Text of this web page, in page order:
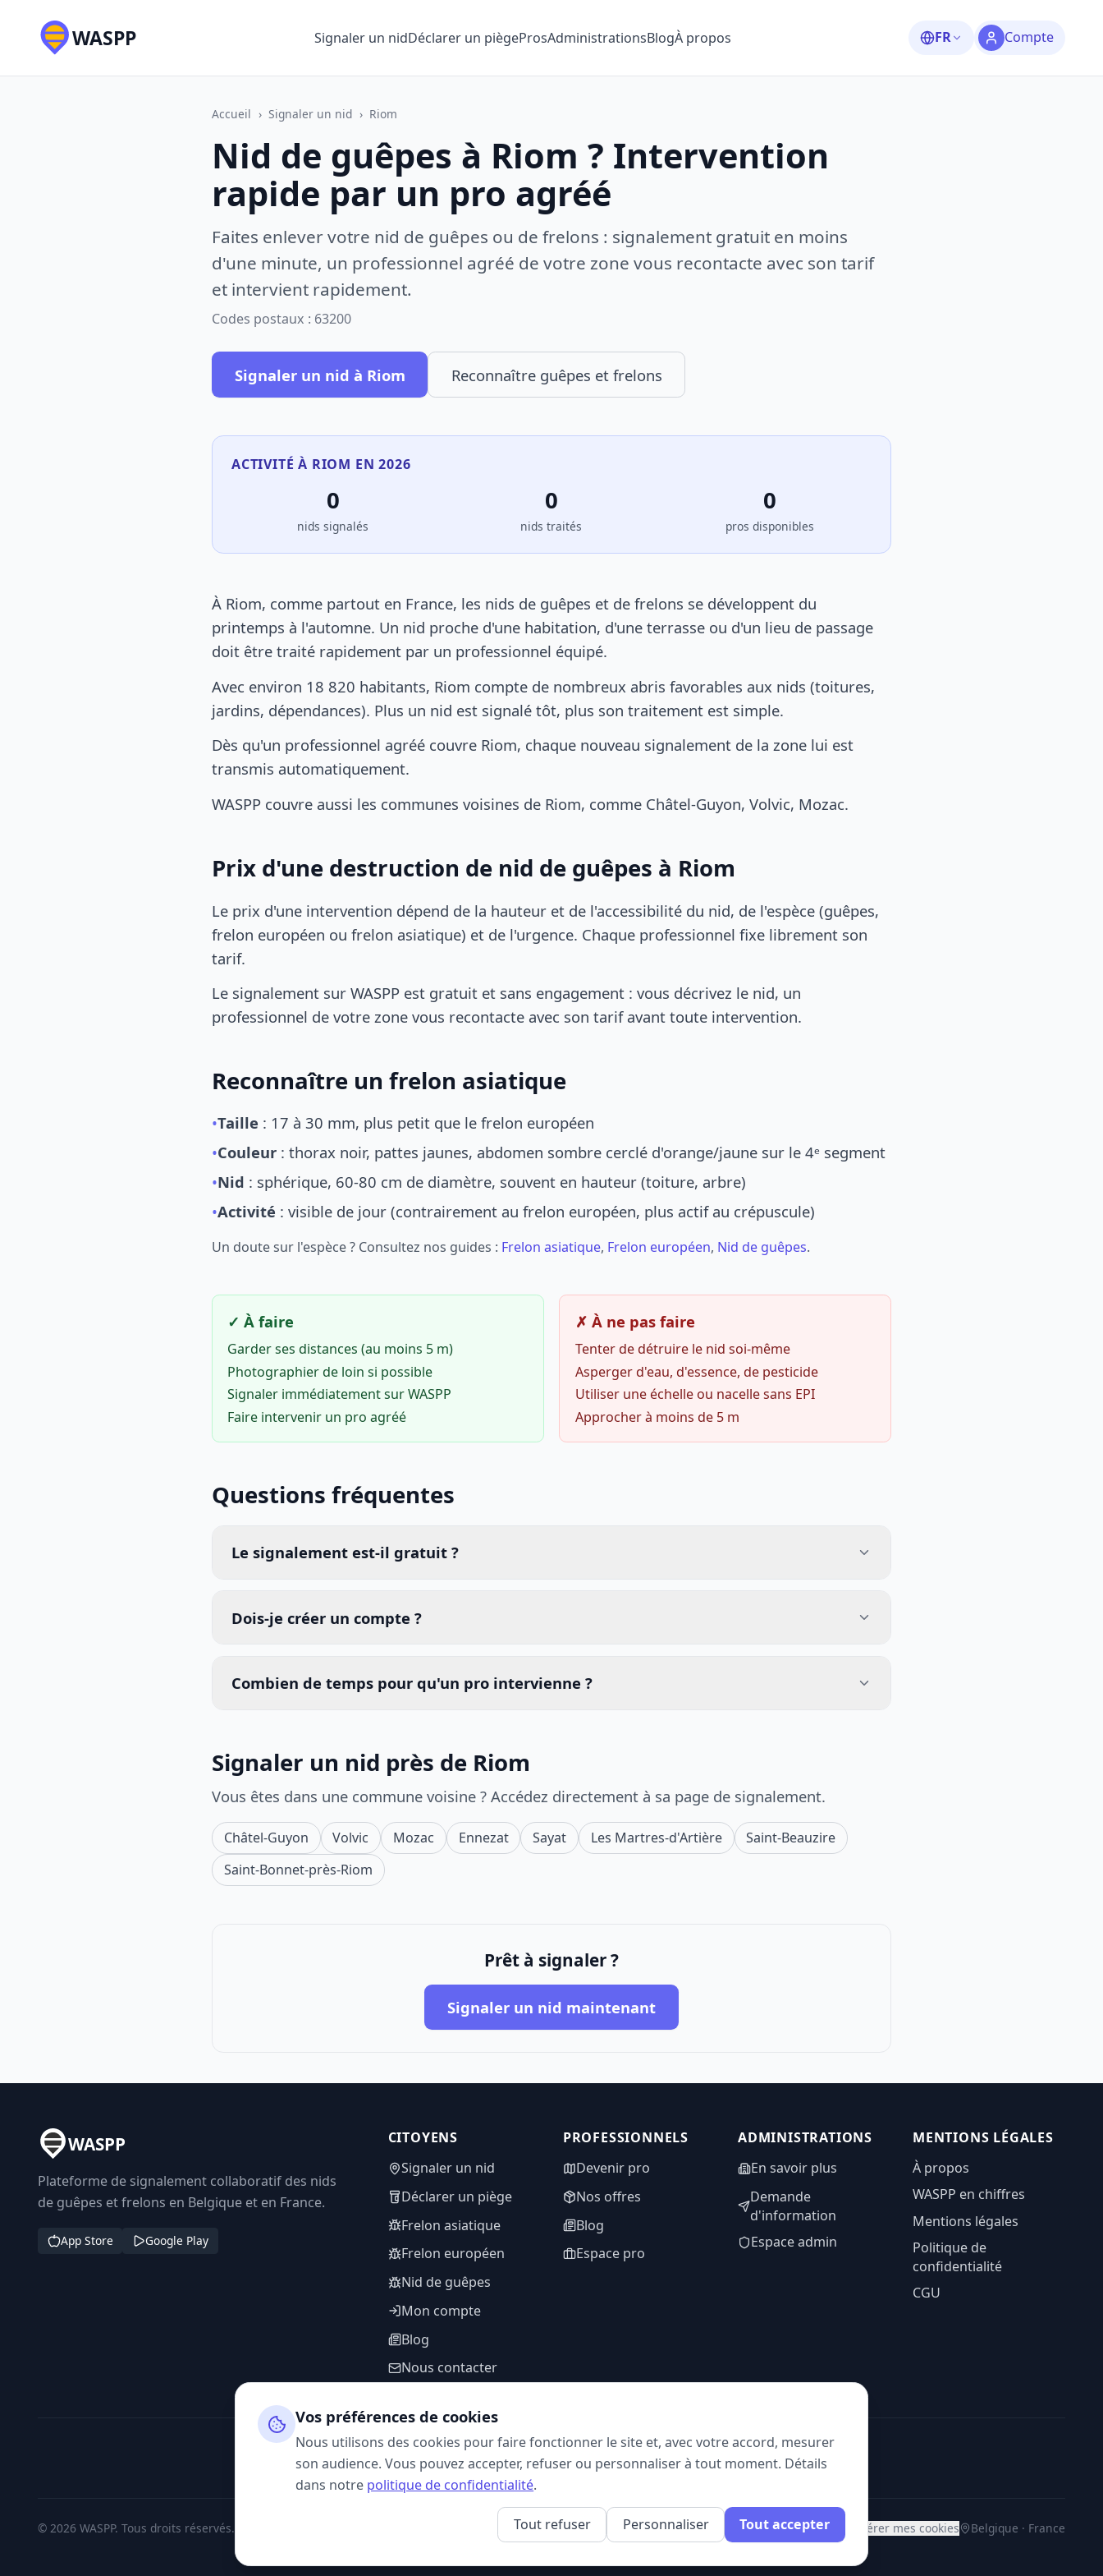
WASPP Signaler un nidDéclarer un piègeProsAdministrationsBlogÀ propos FR Compte
Accueil › Signaler un nid › Riom
Nid de guêpes à Riom ? Intervention
rapide par un pro agréé
Faites enlever votre nid de guêpes ou de frelons : signalement gratuit en moins
d'une minute, un professionnel agréé de votre zone vous recontacte avec son tarif
et intervient rapidement.
Codes postaux : 63200
Signaler un nid à Riom Reconnaître guêpes et frelons
ACTIVITÉ À RIOM EN 2026
0
nids signalés
0
nids traités
0
pros disponibles
À Riom, comme partout en France, les nids de guêpes et de frelons se développent du
printemps à l'automne. Un nid proche d'une habitation, d'une terrasse ou d'un lieu de passage
doit être traité rapidement par un professionnel équipé.
Avec environ 18 820 habitants, Riom compte de nombreux abris favorables aux nids (toitures,
jardins, dépendances). Plus un nid est signalé tôt, plus son traitement est simple.
Dès qu'un professionnel agréé couvre Riom, chaque nouveau signalement de la zone lui est
transmis automatiquement.
WASPP couvre aussi les communes voisines de Riom, comme Châtel-Guyon, Volvic, Mozac.
Prix d'une destruction de nid de guêpes à Riom
Le prix d'une intervention dépend de la hauteur et de l'accessibilité du nid, de l'espèce (guêpes,
frelon européen ou frelon asiatique) et de l'urgence. Chaque professionnel fixe librement son
tarif.
Le signalement sur WASPP est gratuit et sans engagement : vous décrivez le nid, un
professionnel de votre zone vous recontacte avec son tarif avant toute intervention.
Reconnaître un frelon asiatique
•Taille : 17 à 30 mm, plus petit que le frelon européen
•Couleur : thorax noir, pattes jaunes, abdomen sombre cerclé d'orange/jaune sur le 4ᵉ segment
•Nid : sphérique, 60-80 cm de diamètre, souvent en hauteur (toiture, arbre)
•Activité : visible de jour (contrairement au frelon européen, plus actif au crépuscule)
Un doute sur l'espèce ? Consultez nos guides : Frelon asiatique, Frelon européen, Nid de guêpes.
✓ À faire
Garder ses distances (au moins 5 m)
Photographier de loin si possible
Signaler immédiatement sur WASPP
Faire intervenir un pro agréé
✗ À ne pas faire
Tenter de détruire le nid soi-même
Asperger d'eau, d'essence, de pesticide
Utiliser une échelle ou nacelle sans EPI
Approcher à moins de 5 m
Questions fréquentes
Le signalement est-il gratuit ?
Dois-je créer un compte ?
Combien de temps pour qu'un pro intervienne ?
Signaler un nid près de Riom
Vous êtes dans une commune voisine ? Accédez directement à sa page de signalement.
Châtel-Guyon Volvic Mozac Ennezat Sayat Les Martres-d'Artière
Saint-Beauzire
Saint-Bonnet-près-Riom
Prêt à signaler ?
Signaler un nid maintenant
WASPP
Plateforme de signalement collaboratif des nids
de guêpes et frelons en Belgique et en France.
App Store Google Play
CITOYENS
Signaler un nid
Déclarer un piège
Frelon asiatique
Frelon européen
Nid de guêpes
Mon compte
Blog
Nous contacter
PROFESSIONNELS
Devenir pro
Nos offres
Blog
Espace pro
ADMINISTRATIONS
En savoir plus
Demande
d'information
Espace admin
MENTIONS LÉGALES
À propos
WASPP en chiffres
Mentions légales
Politique de
confidentialité
CGU
SUIVEZ-NOUS
© 2026 WASPP. Tous droits réservés. Gérer mes cookies Belgique · France
Vos préférences de cookies
Nous utilisons des cookies pour faire fonctionner le site et, avec votre accord, mesurer
son audience. Vous pouvez accepter, refuser ou personnaliser à tout moment. Détails
dans notre politique de confidentialité.
Tout refuser Personnaliser Tout accepter